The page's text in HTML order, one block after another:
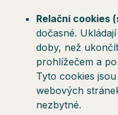
Relační cookies
dočasné.
doby, než
prohlížečem a
Tyto cookies
webových
nezbytné.